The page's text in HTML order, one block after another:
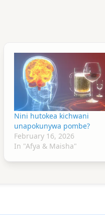
Nini hutokea kichwani
unapokunywa pombe?
February 16, 2026
In "Afya & Maisha"